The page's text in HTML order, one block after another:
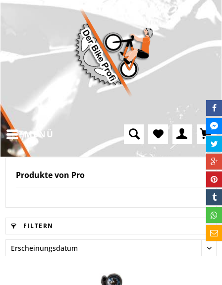
MENÜ
Produkte von Pro
FILTERN